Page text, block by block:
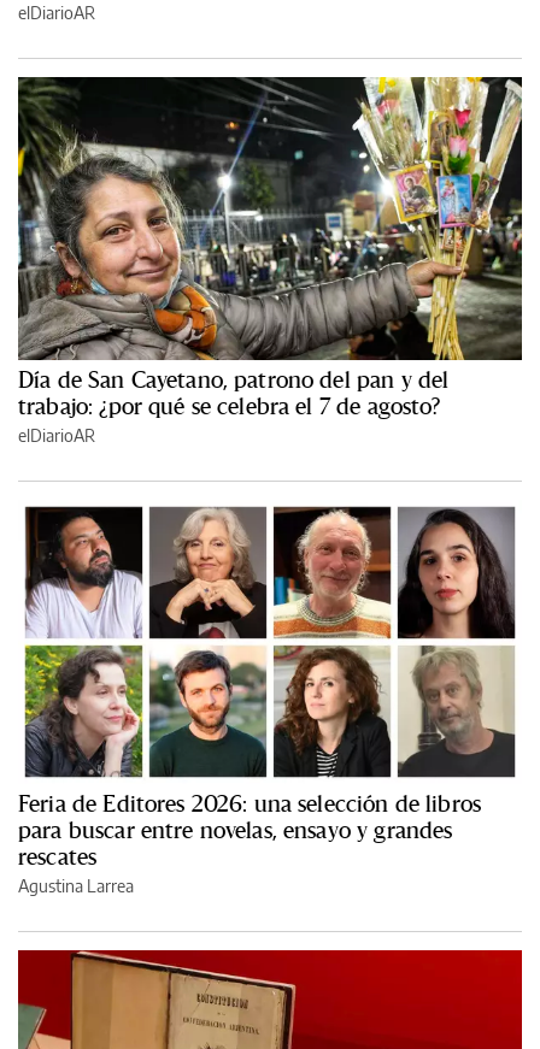
elDiarioAR
Día de San Cayetano, patrono del pan y del
trabajo: ¿por qué se celebra el 7 de agosto?
elDiarioAR
Feria de Editores 2026: una selección de libros
para buscar entre novelas, ensayo y grandes
rescates
Agustina Larrea